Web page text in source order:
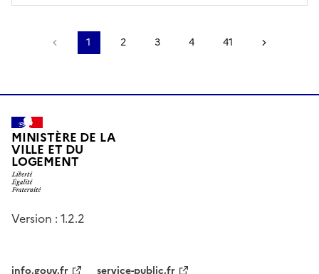
Page précédente
1 2 3 4 41
MINISTÈRE DE LA
VILLE ET DU
LOGEMENT
Version : 1.2.2